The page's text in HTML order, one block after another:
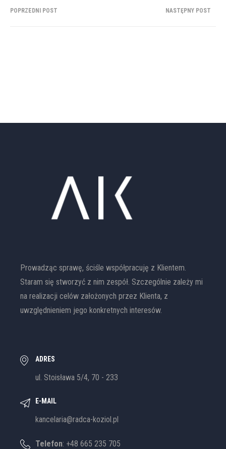
Post
POPRZEDNI POST NASTĘPNY POST
Prowadząc sprawę, ściśle współpracuję z Klientem.
Staram się stworzyć z nim zespół. Szczególnie zależy mi
na realizacji celów założonych przez Klienta, z
uwzględnieniem jego konkretnych interesów.
ADRES
ul. Stoisława 5/4, 70 - 233
E-MAIL
kancelaria@radca-koziol.pl
Telefon: +48 665 235 705